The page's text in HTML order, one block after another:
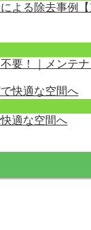
よる除去事例【
要！｜メンテ
適な空間へ